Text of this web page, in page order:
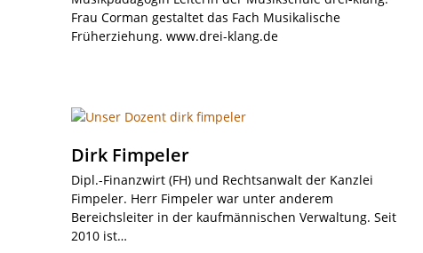
Frau Corman gestaltet das Fach Musikalische
Früherziehung. www.drei-klang.de
Dirk Fimpeler
Dipl.-Finanzwirt (FH) und Rechtsanwalt der Kanzlei
Fimpeler. Herr Fimpeler war unter anderem
Bereichsleiter in der kaufmännischen Verwaltung. Seit
2010 ist…